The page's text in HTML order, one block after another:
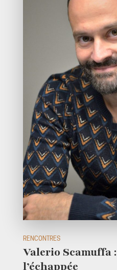
RENCONTRES
Valerio Scamuffa
l’échappée